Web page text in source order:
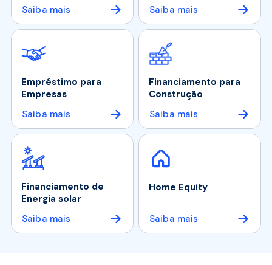
Saiba mais
Saiba mais
Empréstimo para
Empresas
Saiba mais
Financiamento para
Construção
Saiba mais
Financiamento de
Energia solar
Saiba mais
Home Equity
Saiba mais